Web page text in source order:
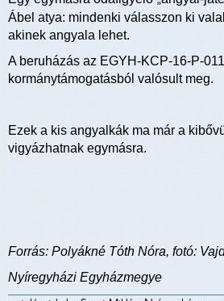
Ábel atya: mindenki válasszon ki
akinek angyala lehet.
A beruházás az EGYH-KCP-16-P-
kormánytámogatásból valósult meg.
Ezek a kis angyalkák ma már a
vigyázhatnak egymásra.
Forrás: Polyákné Tóth Nóra, fotó:
Nyíregyházi Egyházmegye